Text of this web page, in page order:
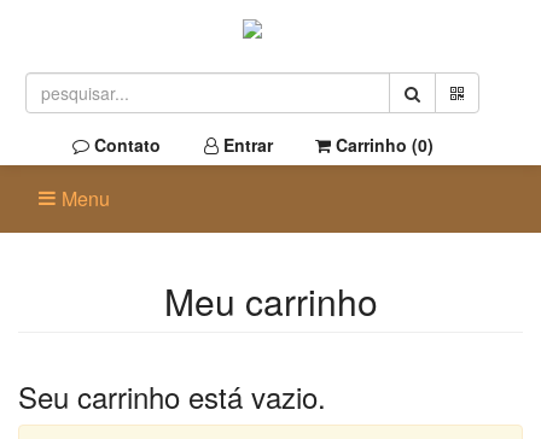
Contato Entrar Carrinho (0)
Menu
Meu carrinho
Seu carrinho está vazio.